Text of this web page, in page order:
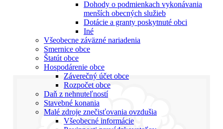
Dohody o podmienkach vykonávania
menších obecných služieb
Dotácie a granty poskytnuté obci
Iné
Všeobecne záväzné nariadenia
Smernice obce
Štatút obce
Hospodárenie obce
Záverečný účet obce
Rozpočet obce
Daň z nehnuteľností
Stavebné konania
Malé zdroje znečisťovania ovzdušia
Všeobecné informácie